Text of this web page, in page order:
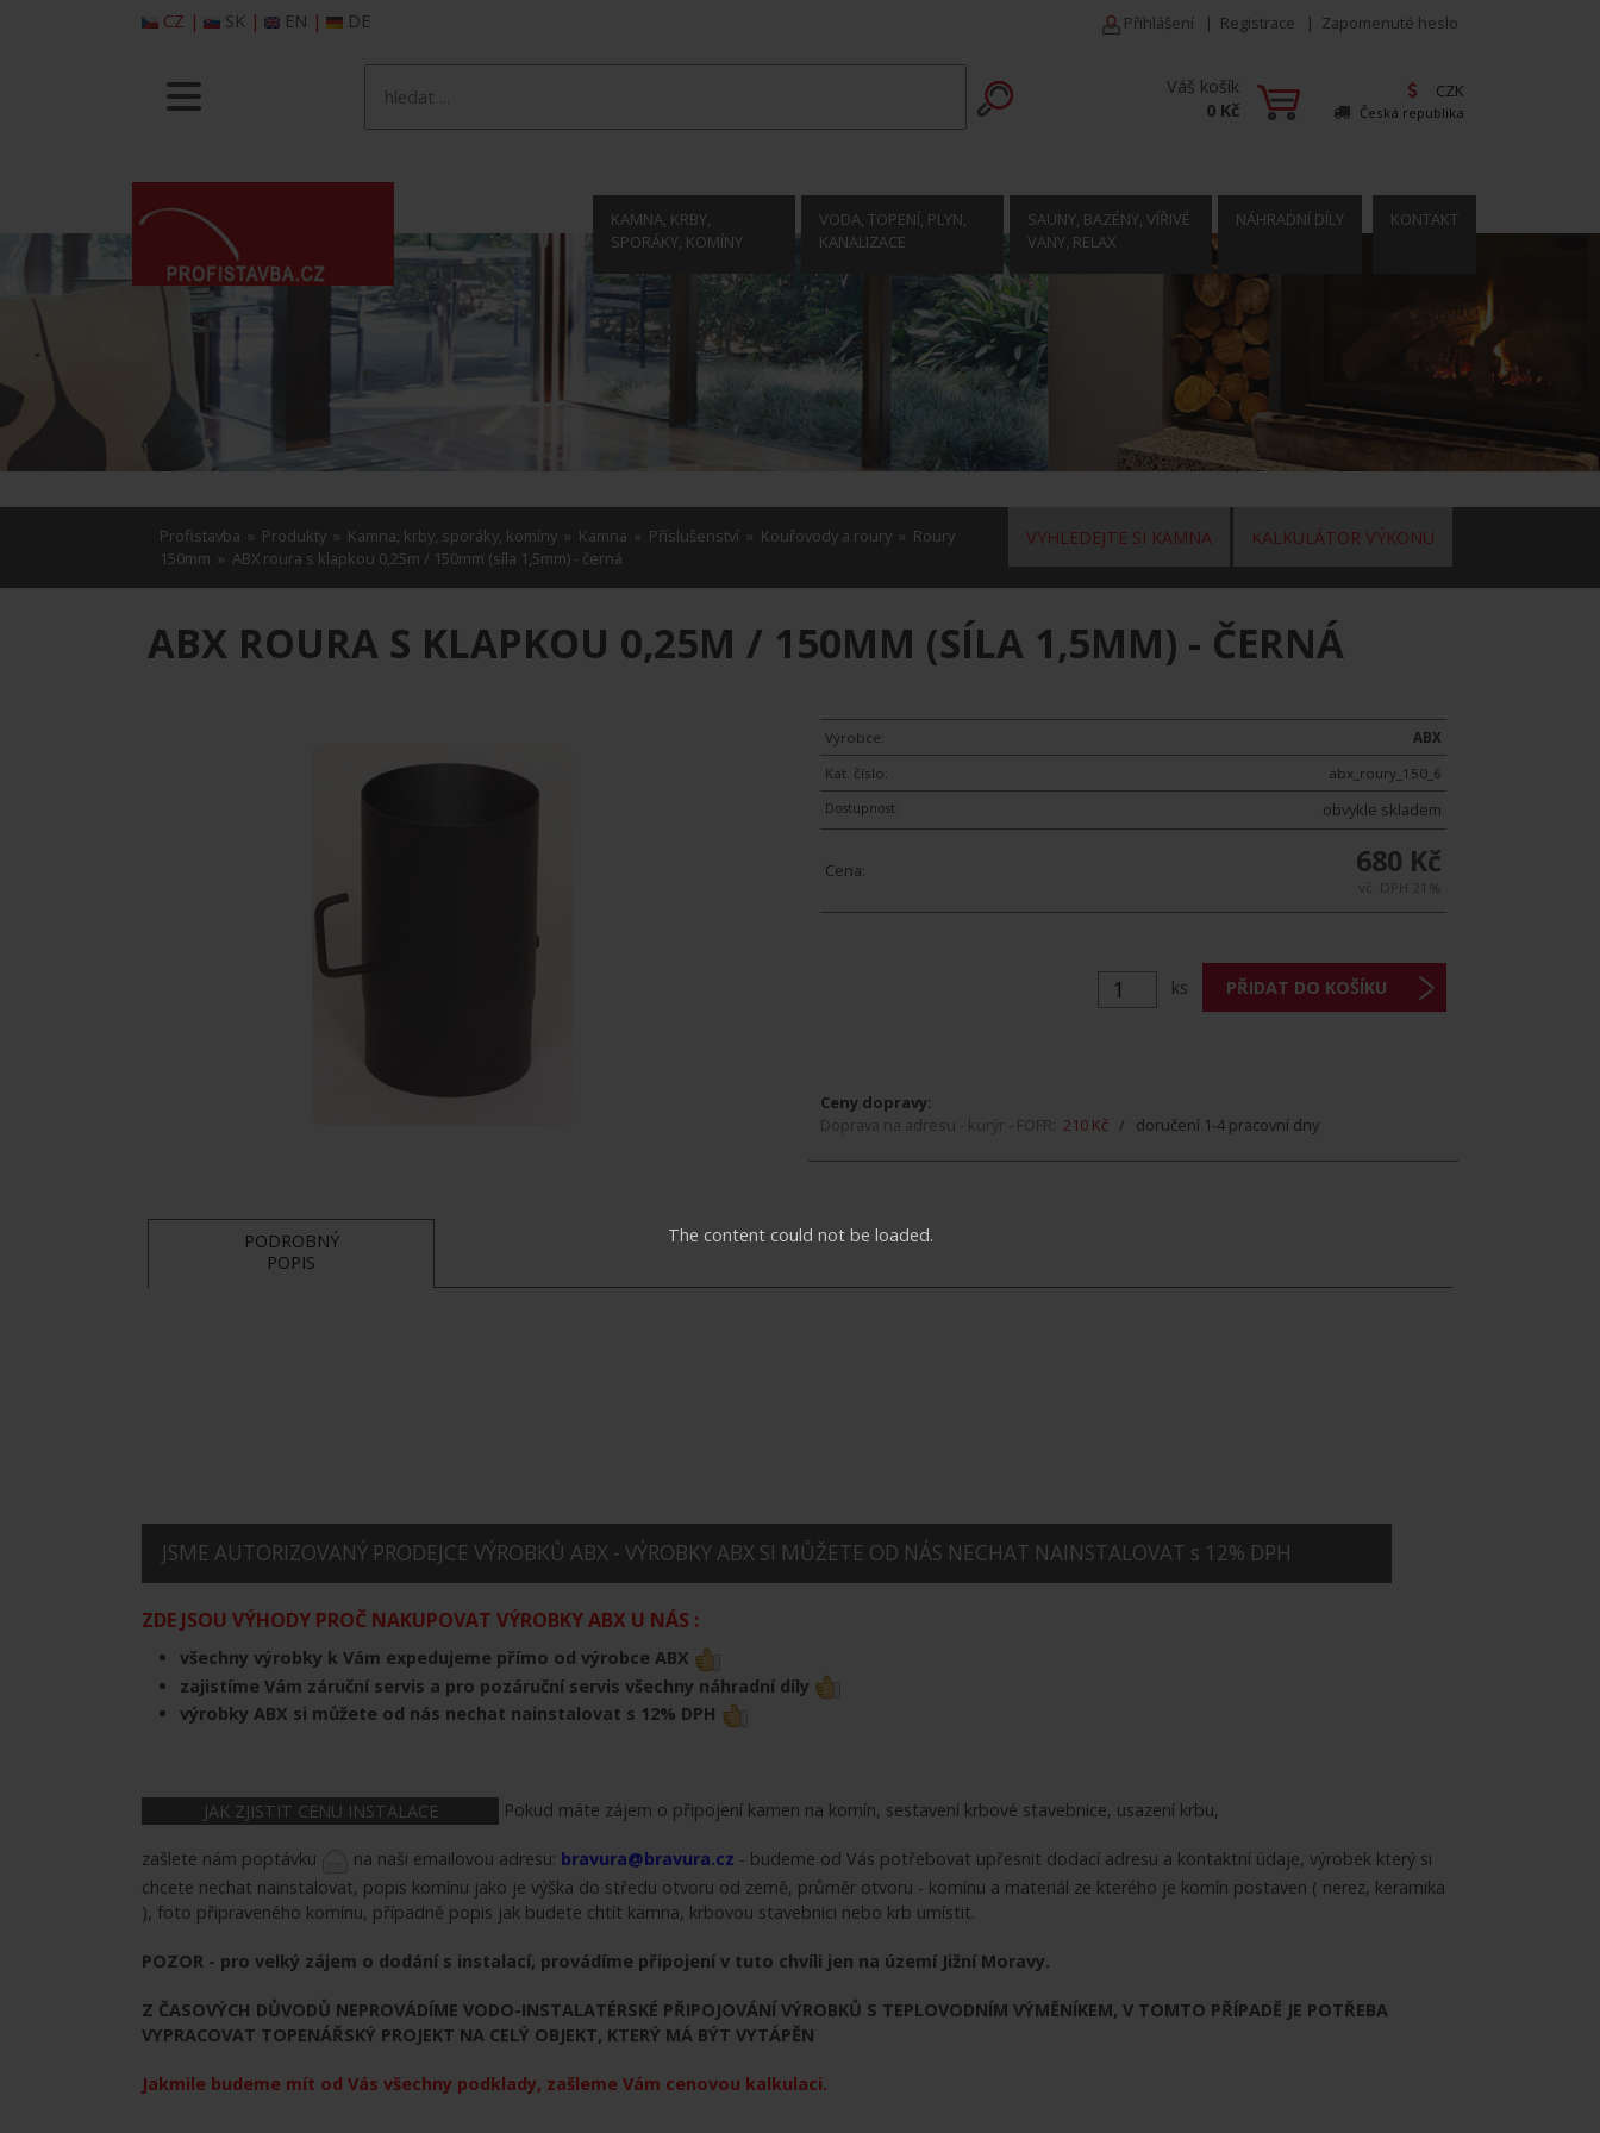
The content could not be loaded.
CZ | SK| EN | DE Přihlášení | Registrace | Zapomenuté heslo
Váš košík
0 Kč
CZK
Česká republika
KAMNA, KRBY,
SPORÁKY, KOMÍNY
VODA, TOPENÍ, PLYN,
KANALIZACE
SAUNY, BAZÉNY, VÍŘIVÉ
VANY, RELAX
NÁHRADNÍ DÍLY KONTAKT
KALKULÁTOR VÝKONU
VYHLEDEJTE SI KAMNA
Profistavba » Produkty » Kamna, krby, sporáky, komíny » Kamna » Příslušenství » Kouřovody a roury » Roury
150mm » ABX roura s klapkou 0,25m / 150mm (síla 1,5mm) - černá
ABX ROURA S KLAPKOU 0,25M / 150MM (SÍLA 1,5MM) - ČERNÁ
Výrobce:
ABX
Kat. číslo:
abx_roury_150_6
Dostupnost:
obvykle skladem
Cena: 680 Kč
vč. DPH 21%
ks
Ceny dopravy:
Doprava na adresu - kurýr - FOFR: 210 Kč / doručení 1-4 pracovní dny
PODROBNÝ
POPIS
JSME AUTORIZOVANÝ PRODEJCE VÝROBKŮ ABX - VÝROBKY ABX SI MŮŽETE OD NÁS NECHAT NAINSTALOVAT s 12% DPH
ZDE JSOU VÝHODY PROČ NAKUPOVAT VÝROBKY ABX U NÁS :
všechny výrobky k Vám expedujeme přímo od výrobce ABX
zajistíme Vám záruční servis a pro pozáruční servis všechny náhradní díly
výrobky ABX si můžete od nás nechat nainstalovat s 12% DPH
JAK ZJISTIT CENU INSTALACE Pokud máte zájem o připojení kamen na komín, sestavení krbové stavebnice, usazení krbu,
zašlete nám poptávku na naši emailovou adresu: bravura@bravura.cz - budeme od Vás potřebovat upřesnit dodací adresu a kontaktní údaje, výrobek který si
chcete nechat nainstalovat, popis komínu jako je výška do středu otvoru od země, průměr otvoru - komínu a materiál ze kterého je komín postaven ( nerez, keramika
), foto připraveného komínu, případně popis jak budete chtít kamna, krbovou stavebnici nebo krb umístit.
POZOR - pro velký zájem o dodání s instalací, provádíme připojení v tuto chvíli jen na území Jižní Moravy.
Z ČASOVÝCH DŮVODŮ NEPROVÁDÍME VODO-INSTALATÉRSKÉ PŘIPOJOVÁNÍ VÝROBKŮ S TEPLOVODNÍM VÝMĚNÍKEM, V TOMTO PŘÍPADĚ JE POTŘEBA
VYPRACOVAT TOPENÁŘSKÝ PROJEKT NA CELÝ OBJEKT, KTERÝ MÁ BÝT VYTÁPĚN
Jakmile budeme mít od Vás všechny podklady, zašleme Vám cenovou kalkulaci.